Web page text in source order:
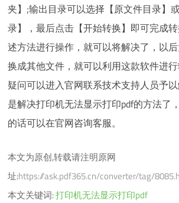
夹】;输出目录可以选择【原文件目录】
录】，最后点击【开始转换】即可完成
述方法进行操作，就可以将解决了，以
换成其他文件，就可以利用这款软件进
疑问可以进入官网联系技术支持人员予
是解决打印机无法显示打印pdf的方法了
的话可以在官网咨询客服。
本文为原创,转载请注明原网
址:https://ask.pdf365.cn/converter/tag/
本文关键词:打印机无法显示打印pdf